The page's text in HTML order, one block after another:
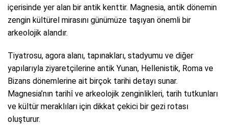
içerisinde yer alan bir antik kenttir. Magnesia, antik dönemin
zengin kültürel mirasını günümüze taşıyan önemli bir
arkeolojik alandır.
Tiyatrosu, agora alanı, tapınakları, stadyumu ve diğer
yapılarıyla ziyaretçilerine antik Yunan, Hellenistik, Roma ve
Bizans dönemlerine ait birçok tarihi detayı sunar.
Magnesia’nın tarihî ve arkeolojik zenginlikleri, tarih tutkunları
ve kültür meraklıları için dikkat çekici bir gezi rotası
oluşturur.